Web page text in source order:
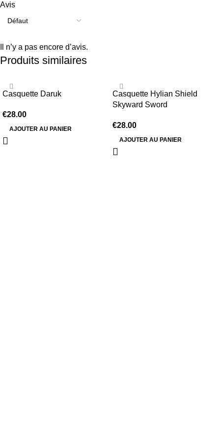
Avis
Il n’y a pas encore d’avis.
Produits similaires
Casquette Daruk
€28.00
AJOUTER AU PANIER
Casquette Hylian Shield
Skyward Sword
€28.00
AJOUTER AU PANIER